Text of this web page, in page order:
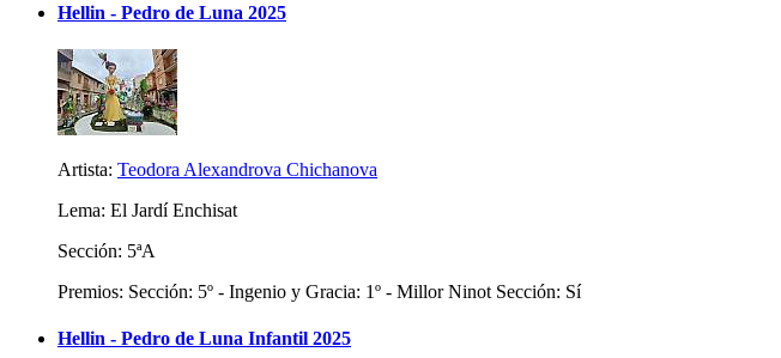
Hellin - Pedro de Luna 2025
Artista: Teodora Alexandrova Chichanova
Lema: El Jardí Enchisat
Sección: 5ªA
Premios: Sección: 5º - Ingenio y Gracia: 1º - Millor Ninot Sección: Sí
Hellin - Pedro de Luna Infantil 2025